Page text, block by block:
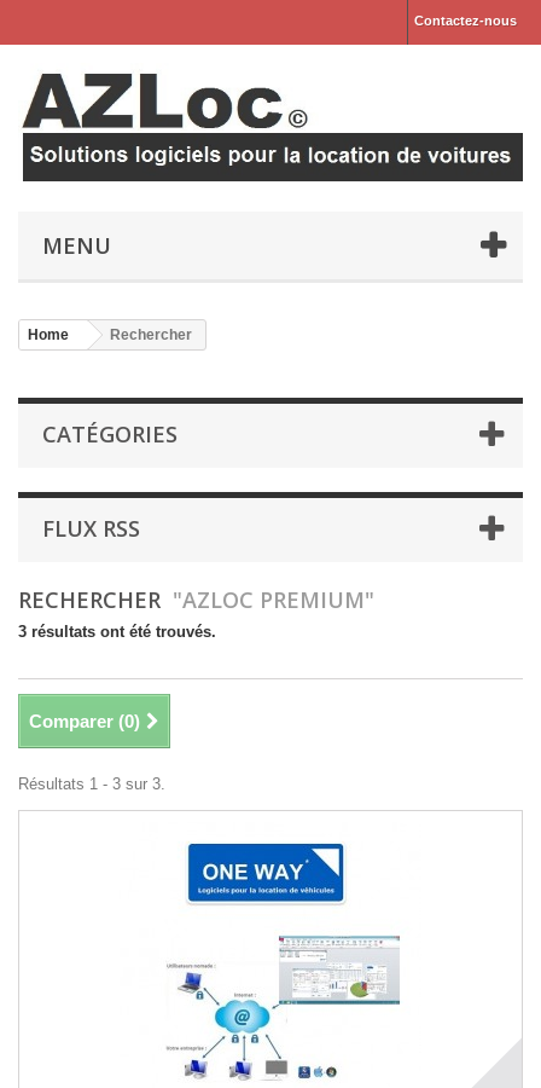
Contactez-nous
MENU
Home Rechercher
CATÉGORIES
FLUX RSS
RECHERCHER "AZLOC PREMIUM"
3 résultats ont été trouvés.
Comparer (0)
Résultats 1 - 3 sur 3.